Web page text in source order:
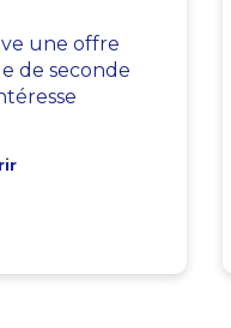
une offre
de seconde